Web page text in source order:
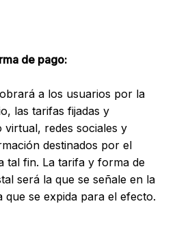
de pago:
a los usuarios por la
las tarifas fijadas y
virtual, redes sociales y
destinados por el
tal fin. La tarifa y forma de
será la que se señale en la
se expida para el efecto.